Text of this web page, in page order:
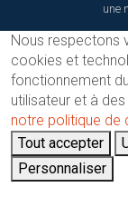
une
Nous respectons
cookies et
fonctionnement
utilisateur et à
notre politique de
Tout accepter
Personnaliser